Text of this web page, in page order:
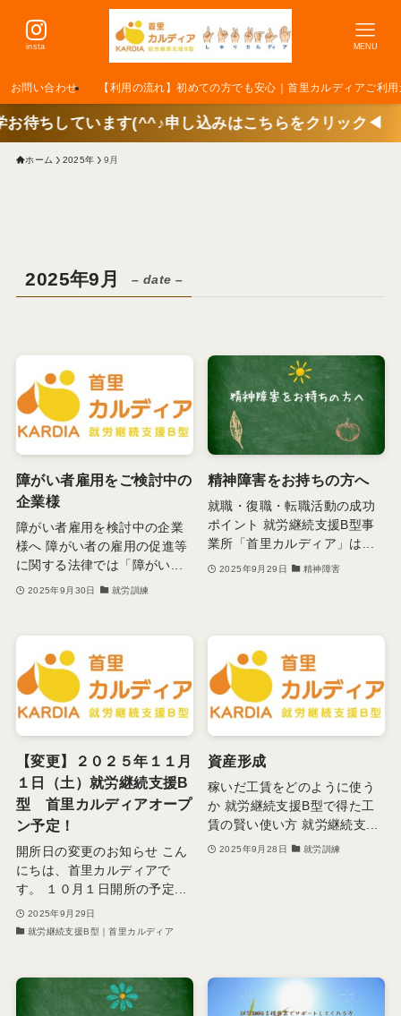
insta MENU
お問い合わせ 【利用の流れ】初めての方でも安心｜首里カルディアご利
ます(^^♪申し込みはこちらをクリック◀
ホーム 2025年 9月
2025年9月 – date –
障がい者雇用をご検討中の
企業様
障がい者雇用を検討中の企業
様へ 障がい者の雇用の促進等
に関する法律では「障がい...
2025年9月30日 就労訓練
精神障害をお持ちの方へ
就職・復職・転職活動の成功
ポイント 就労継続支援B型事
業所「首里カルディア」は...
2025年9月29日 精神障害
【変更】２０２５年１１月
１日（土）就労継続支援B
型 首里カルディアオープ
ン予定！
開所日の変更のお知らせ こん
にちは、首里カルディアで
す。 １０月１日開所の予定...
2025年9月29日
就労継続支援B型｜首里カルディア
資産形成
稼いだ工賃をどのように使う
か 就労継続支援B型で得た工
賃の賢い使い方 就労継続支...
2025年9月28日 就労訓練